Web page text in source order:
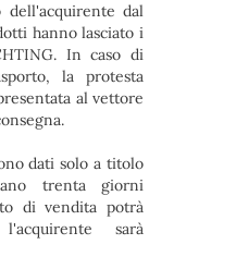
dal
hanno lasciato i
In caso di
la protesta
al vettore
dati solo a titolo
trenta giorni
di vendita potrà
sarà